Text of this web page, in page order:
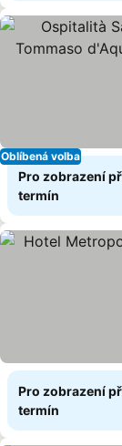
Oblíbená volba
Pro zobrazení
termín
Pro zobrazení
termín